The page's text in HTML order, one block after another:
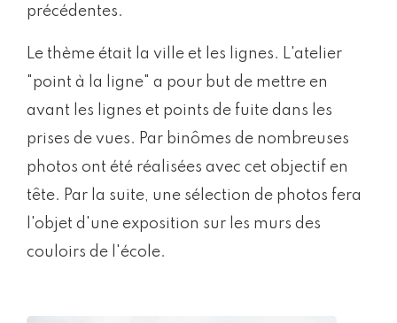
précédentes.
Le thème était la ville et les lignes. L'atelier
"point à la ligne" a pour but de mettre en
avant les lignes et points de fuite dans les
prises de vues. Par binômes de nombreuses
photos ont été réalisées avec cet objectif en
tête. Par la suite, une sélection de photos fera
l'objet d'une exposition sur les murs des
couloirs de l'école.